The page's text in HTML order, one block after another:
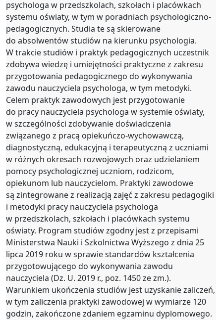
psychologa w przedszkolach, szkołach i placówkach
systemu oświaty, w tym w poradniach psychologiczno-
pedagogicznych. Studia te są skierowane
do absolwentów studiów na kierunku psychologia.
W trakcie studiów i praktyk pedagogicznych uczestnik
zdobywa wiedzę i umiejętności praktyczne z zakresu
przygotowania pedagogicznego do wykonywania
zawodu nauczyciela psychologa, w tym metodyki.
Celem praktyk zawodowych jest przygotowanie
do pracy nauczyciela psychologa w systemie oświaty,
w szczególności zdobywanie doświadczenia
związanego z pracą opiekuńczo-wychowawczą,
diagnostyczną, edukacyjną i terapeutyczną z uczniami
w różnych okresach rozwojowych oraz udzielaniem
pomocy psychologicznej uczniom, rodzicom,
opiekunom lub nauczycielom. Praktyki zawodowe
są zintegrowane z realizacją zajęć z zakresu pedagogiki
i metodyki pracy nauczyciela psychologa
w przedszkolach, szkołach i placówkach systemu
oświaty. Program studiów zgodny jest z przepisami
Ministerstwa Nauki i Szkolnictwa Wyższego z dnia 25
lipca 2019 roku w sprawie standardów kształcenia
przygotowującego do wykonywania zawodu
nauczyciela (Dz. U. 2019 r., poz. 1450 ze zm.).
Warunkiem ukończenia studiów jest uzyskanie zaliczeń,
w tym zaliczenia praktyki zawodowej w wymiarze 120
godzin, zakończone zdaniem egzaminu dyplomowego.